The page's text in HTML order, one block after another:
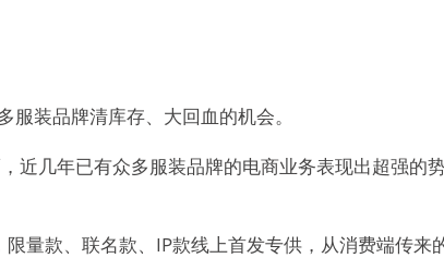
装品牌清库存、大回血的机会。
近几年已有众多服装品牌的电商业务表现出超强的
量款、联名款、IP款线上首发专供，从消费端传来